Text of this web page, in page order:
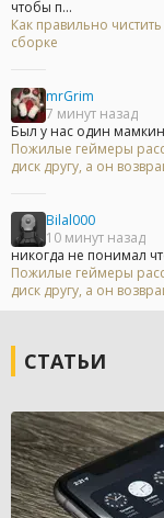
чтобы п...
Как правильно
сборке
mrGrim
7 минут назад
Был у нас один
Пожилые геймеры
диск другу, а он
Bilal000
10 минут назад
никогда не понимал
Пожилые геймеры
диск другу, а он
СТАТЬИ